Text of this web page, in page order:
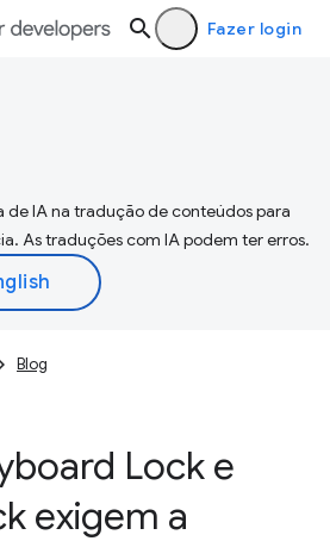
Fazer login
de IA na tradução de conteúdos para
As traduções com IA podem ter erros.
Blog
Lock e
exigem a